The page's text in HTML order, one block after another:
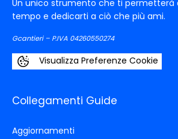
Un unico strumento che ti permetterà
tempo e dedicarti a ciò che più ami.
Gcantieri – P.IVA 04260550274
Visualizza Preferenze Cookie
Collegamenti Guide
Aggiornamenti